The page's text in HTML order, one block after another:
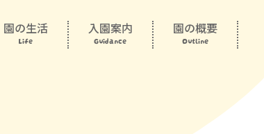
園の生活
Life
入園案内
Guidance
園の概要
Outline